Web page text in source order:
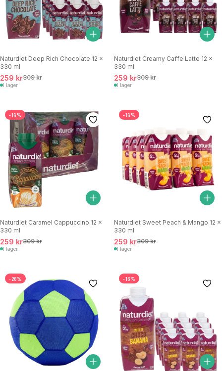
Naturdiet Deep Rich Chocolate 12 x
330 ml
259 kr309 kr
I lager
Naturdiet Creamy Caffe Latte 12 x
330 ml
259 kr309 kr
I lager
-16%
Naturdiet Caramel Cappuccino 12 x
330 ml
259 kr309 kr
I lager
-16%
Naturdiet Sweet Peach & Mango 12 x
330 ml
259 kr309 kr
I lager
-26% -16%